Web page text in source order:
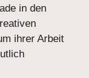
in den
ihrer Arbeit